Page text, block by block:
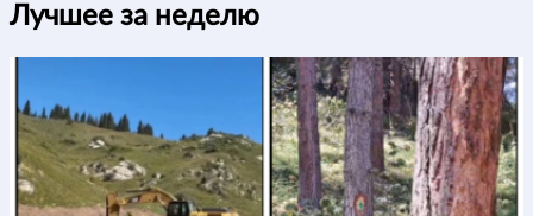
Лучшее за неделю